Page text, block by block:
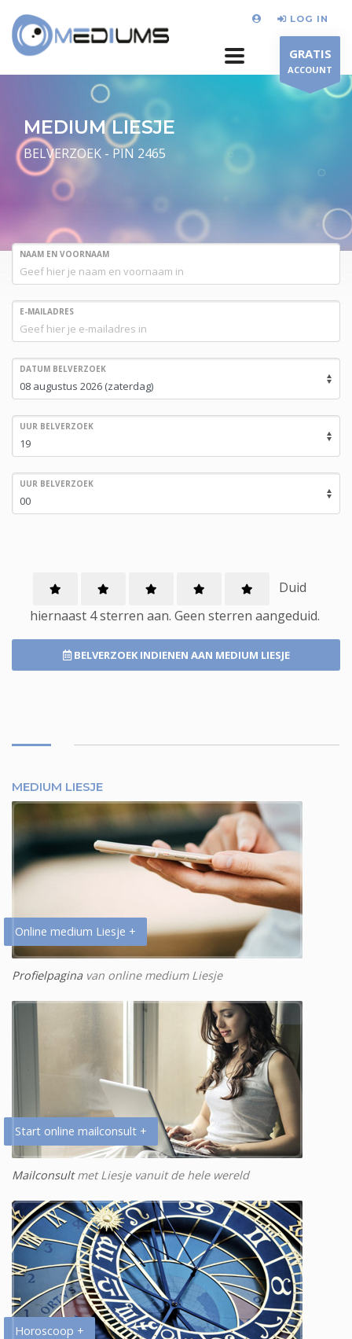
LOG IN
GRATIS
ACCOUNT
MEDIUM LIESJE
BELVERZOEK - PIN 2465
NAAM EN VOORNAAM
E-MAILADRES
DATUM BELVERZOEK
UUR BELVERZOEK
UUR BELVERZOEK
Duid
hiernaast 4 sterren aan. Geen sterren aangeduid.
BELVERZOEK INDIENEN AAN MEDIUM LIESJE
MEDIUM LIESJE
Online medium Liesje +
Profielpaginavan online medium Liesje
Start online mailconsult +
Mailconsultmet Liesje vanuit de hele wereld
Horoscoop +